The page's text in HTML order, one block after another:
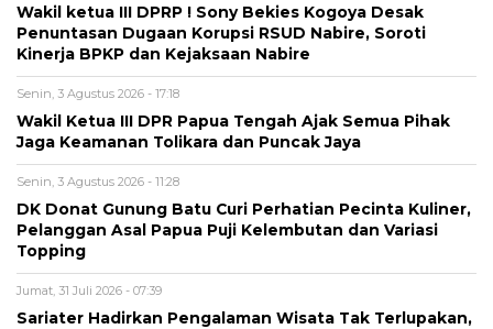
Wakil ketua III DPRP ! Sony Bekies Kogoya Desak
Penuntasan Dugaan Korupsi RSUD Nabire, Soroti
Kinerja BPKP dan Kejaksaan Nabire
Senin, 3 Agustus 2026 - 17:18
Wakil Ketua III DPR Papua Tengah Ajak Semua Pihak
Jaga Keamanan Tolikara dan Puncak Jaya
Senin, 3 Agustus 2026 - 11:28
DK Donat Gunung Batu Curi Perhatian Pecinta Kuliner,
Pelanggan Asal Papua Puji Kelembutan dan Variasi
Topping
Jumat, 31 Juli 2026 - 07:39
Sariater Hadirkan Pengalaman Wisata Tak Terlupakan,